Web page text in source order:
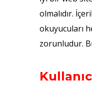
olmalıdır.
okuyucuları
zorunludur.